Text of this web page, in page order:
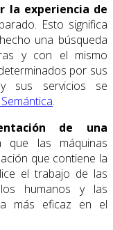
la experiencia de
Esto significa
una búsqueda
y con el mismo
por sus
sus servicios se
.
de una
que las máquinas
que contiene la
el trabajo de las
humanos y las
más eficaz en el